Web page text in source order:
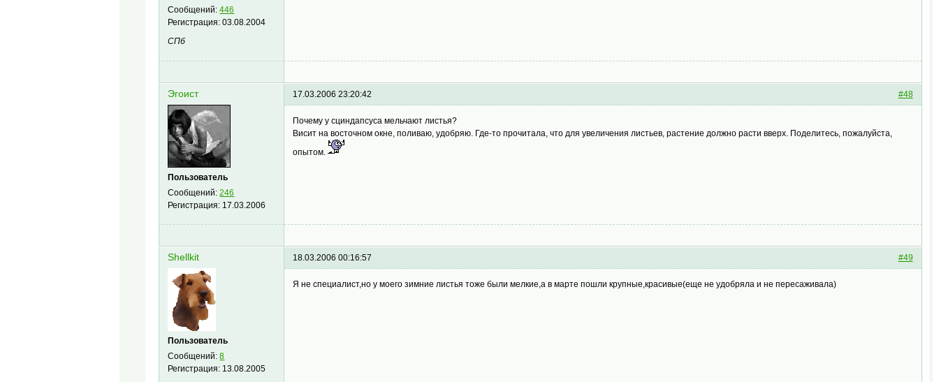
Сообщений:446
Регистрация:03.08.2004
СПб
Эгоист
Пользователь
Сообщений:246
Регистрация: 17.03.2006
#48
17.03.2006 23:20:42
Почему у сциндапсуса мельчают листья?
Висит на восточном окне, поливаю, удобряю. Где-то прочитала, что для увеличения листьев, растение должно расти вверх. Поделитесь, пожалуйста,
опытом.
Shellkit
Пользователь
Сообщений:8
Регистрация: 13.08.2005
#49
18.03.2006 00:16:57
Я не специалист,но у моего зимние листья тоже были мелкие,а в марте пошли крупные,красивые(еще не удобряла и не пересаживала)